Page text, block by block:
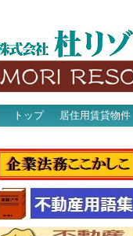
トップ 居住用賃貸物件